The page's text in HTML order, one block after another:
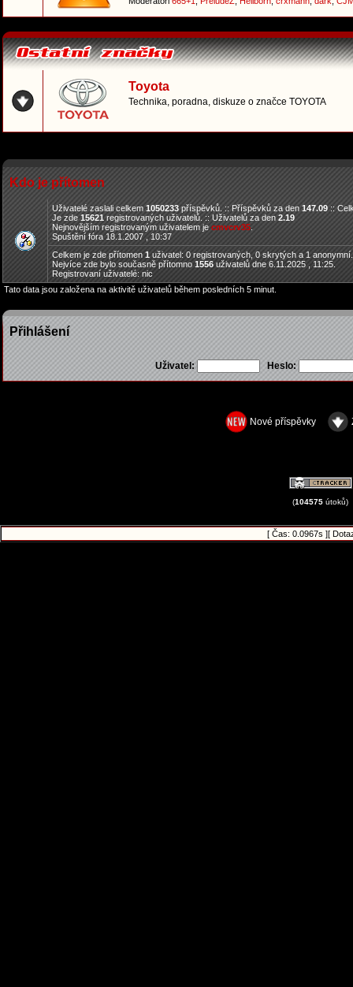
Toyota
Technika, poradna, diskuze o značce TOYOTA
Kdo je přítomen
Uživatelé zaslali celkem1050233příspěvků. :: Příspěvků za den147.09::
Je zde15621 registrovaných uživatelů. :: Uživatelů za den2.19
Nejnovějším registrovaným uživatelem jecmvcrv35.
Spuštění fóra 18.1.2007 , 10:37
Celkem je zde přítomen 1 uživatel: 0 registrovaných, 0 skrytých a 1
Nejvíce zde bylo současně přítomno 1556 uživatelů dne 6.11.2025 , 11:25.
Registrovaní uživatelé: nic
Tato data jsou založena na aktivitě uživatelů během posledních 5 minut.
Přihlášení
Uživatel: Heslo:
Nové příspěvky
(104575 útoků)
[ Čas: 0.0967s ][